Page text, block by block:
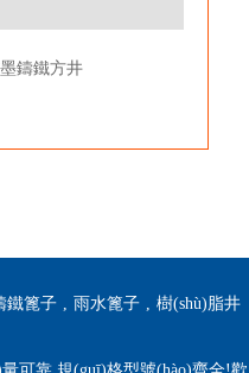
鑄鐵方井
鐵篦子 , 雨水篦子 , 樹(shù)脂井